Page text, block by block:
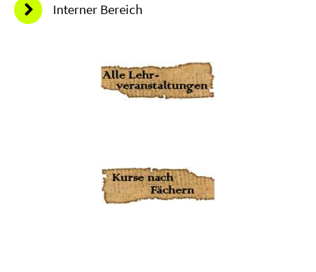
Interner Bereich